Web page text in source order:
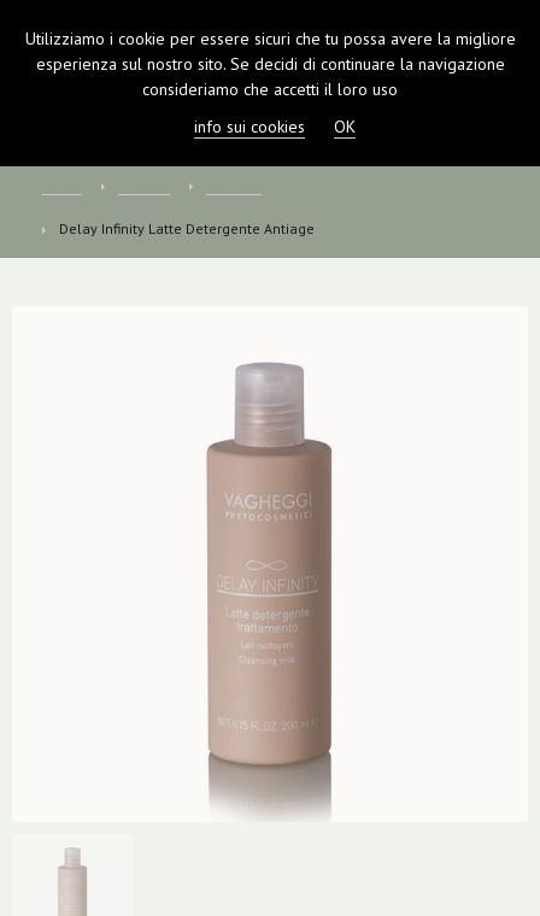
Delay Infinity Latte Detergente Antiage
Utilizziamo i cookie per essere sicuri che tu possa avere la migliore
esperienza sul nostro sito. Se decidi di continuare la navigazione
consideriamo che accetti il loro uso
info sui cookies
OK